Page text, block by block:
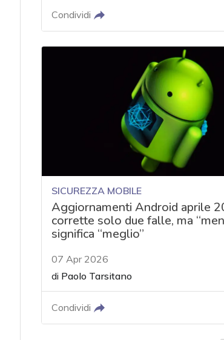
Condividi
SICUREZZA MOBILE
Aggiornamenti Android aprile
corrette solo due falle, ma
significa “meglio”
07 Apr 2026
di Paolo Tarsitano
Condividi